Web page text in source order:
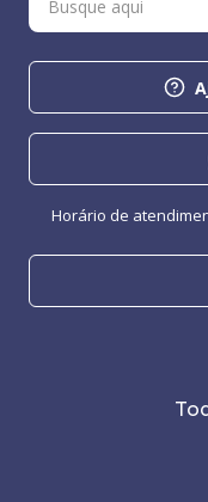
Horário de